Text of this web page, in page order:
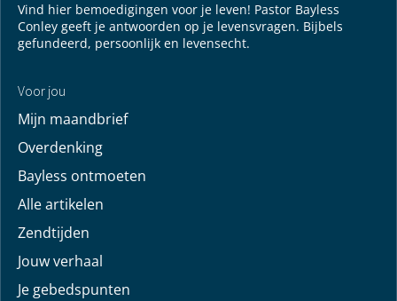
Vind hier bemoedigingen voor je leven! Pastor Bayless
Conley geeft je antwoorden op je levensvragen. Bijbels
gefundeerd, persoonlijk en levensecht.
Voor jou
Mijn maandbrief
Overdenking
Bayless ontmoeten
Alle artikelen
Zendtijden
Jouw verhaal
Je gebedspunten